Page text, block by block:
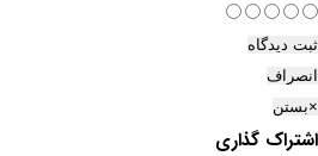
ثبت دیدگاه
انصراف
×بستن
اشتراک گذاری